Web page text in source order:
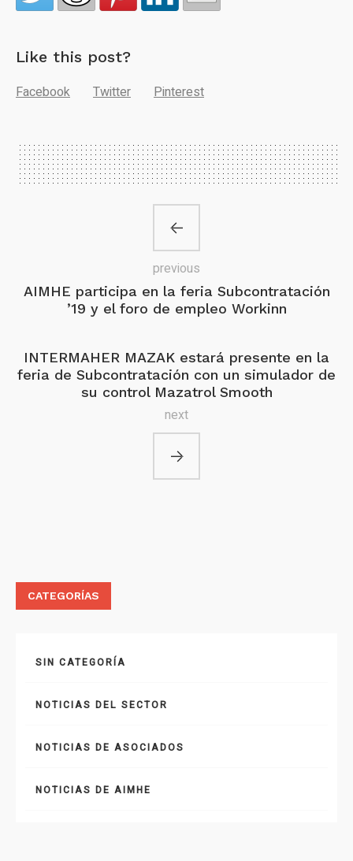
Like this post?
Facebook
Twitter Pinterest
AIMHE participa en la feria Subcontratación
’19 y el foro de empleo Workinn
previous
INTERMAHER MAZAK estará presente en la
feria de Subcontratación con un simulador de
su control Mazatrol Smooth
next
CATEGORÍAS
SIN CATEGORÍA
NOTICIAS DEL SECTOR
NOTICIAS DE ASOCIADOS
NOTICIAS DE AIMHE